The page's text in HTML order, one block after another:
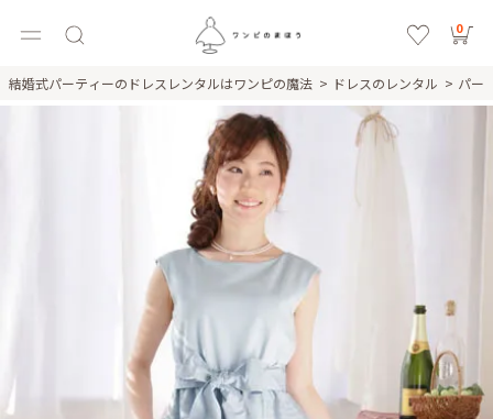
0
結婚式パーティーのドレスレンタルはワンピの魔法 ドレスのレンタル パー